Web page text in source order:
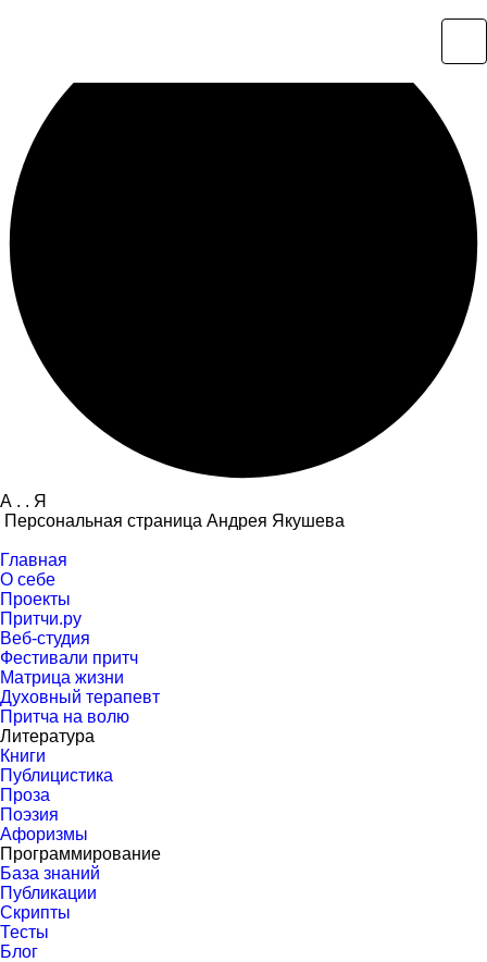
А . . Я
Персональная страница Андрея Якушева
Главная
О себе
Проекты
Притчи.ру
Веб-студия
Фестивали притч
Матрица жизни
Духовный терапевт
Притча на волю
Литература
Книги
Публицистика
Проза
Поэзия
Афоризмы
Программирование
База знаний
Публикации
Скрипты
Тесты
Блог